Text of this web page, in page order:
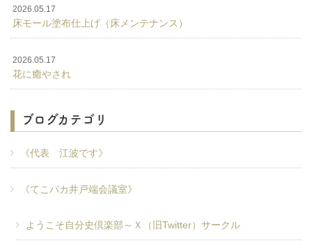
2026.05.17
床モール塗布仕上げ（床メンテナンス）
2026.05.17
花に癒やされ
ブログカテゴリ
《代表 江波です》
《てこパカ井戸端会議室》
ようこそ自分史倶楽部～Ｘ（旧Twitter）サークル